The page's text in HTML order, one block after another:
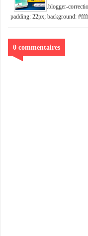
.blogger-
padding: 22px; background:
0 commentaires